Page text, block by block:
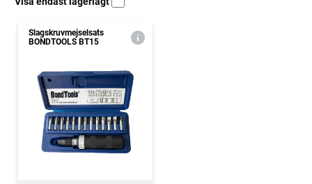
Slagskruvmejselsats
BONDTOOLS BT15